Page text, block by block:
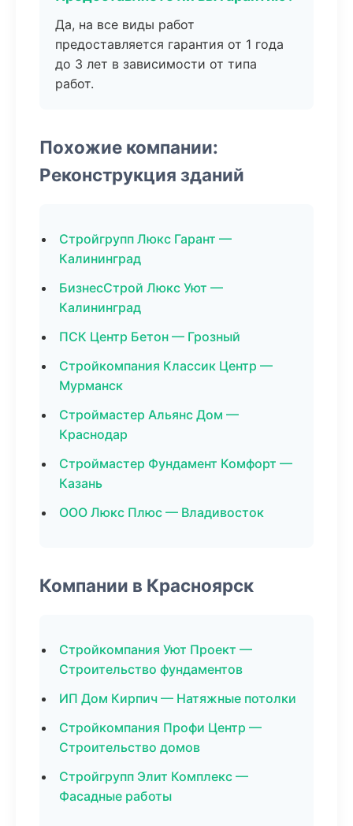
Да, на все виды работ
предоставляется гарантия от 1 года
до 3 лет в зависимости от типа
работ.
Похожие компании:
Реконструкция зданий
Стройгрупп Люкс Гарант —
Калининград
БизнесСтрой Люкс Уют —
Калининград
ПСК Центр Бетон — Грозный
Стройкомпания Классик Центр —
Мурманск
Строймастер Альянс Дом —
Краснодар
Строймастер Фундамент Комфорт —
Казань
ООО Люкс Плюс — Владивосток
Компании в Красноярск
Стройкомпания Уют Проект —
Строительство фундаментов
ИП Дом Кирпич — Натяжные потолки
Стройкомпания Профи Центр —
Строительство домов
Стройгрупп Элит Комплекс —
Фасадные работы